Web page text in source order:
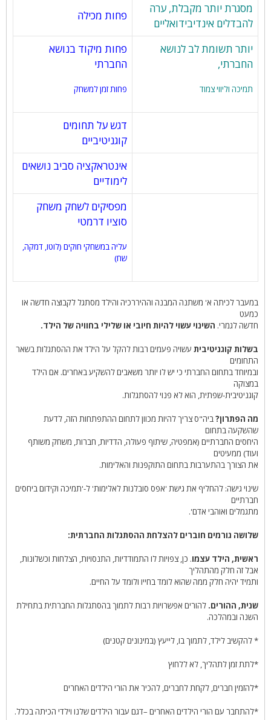
מסגרת יותר מקבלת, ערה
להבדלים אינדיבידואליים
פחות מכילה
יותר תשומת לב לנושא
החברתי,
תמיכה וליווי צמוד
פחות מיקוד בנושא
החברתי
פחות זמן למשחק
דגש על תחומים
קוגניטיביים
אינטראקציה סביב נושאים
לימודיים
מפסיקים לשחק משחק
סוציו דרמטי
עליה במשחקי חוקים (לוטו, דמקה,
שח)
במעבר לכיתה א' משתנה המבנה וההיררכיה והילד מסתגל לקבוצה חדשה או
כמעט
חדשה לגמרי. השינוי עשוי להיות חיובי או שלילי בחוויה של הילד.
בשלות קוגניטיבית עשויה פעמים רבות להקל על הילד את ההסתגלות בשאר
התחומים
ובמיוחד בתחום החברתי כי יש לו יותר משאבים להשקיע באחרים. אם הילד
במצוקה
קוגניטיבית-שפתית, הוא לא פנוי להסתגלות.
מה הפתרון?ביה"ס צריך להיות מכוון לתחום ההתפתחות הזה, לדעת
שהשקעה בתחום
היחסים החברתיים (אמפטיה, שיתוף פעולה, הדדיות, חברות, משחק משותף
ועוד) ממעיטים
את הצורך בהתערבות בתחום התוקפנות והאלימות.
שינוי גישה: להחליף את גישת 'אפס סובלנות לאלימות' ל-'תמיכה וקידום ביחסים
חברתיים
מתגמלים ואוהבי אדם'.
שלושה גורמים חוברים להצלחת ההסתגלות החברתית:
ראשית, הילד עצמו. כן, צפויות לו התמודדיות, התנסויות, הצלחות וכשלונות,
אבל זה חלק מהתהליך
ותמיד יהיה חלק ממה שהוא לומד בחייו ולומד על החיים.
שנית, ההורים. להורים אפשרויות רבות לתמוך בהסתגלות החברתית בתחילת
השנה ובמהלכה.
* להקשיב לילד, לתמוך בו, לייעץ (במינונים קטנים)
*לתת זמן לתהליך, לא ללחוץ
*להזמין חברים, לקחת לחברים, להכיר את הורי הילדים האחרים
*להתחבר עם הורי הילדים האחרים –דגם עבור הילדים שלנו וילדי הכיתה בכלל.